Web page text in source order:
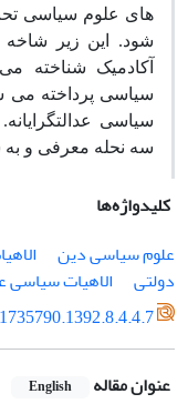
های علوم سیاسی
شود. این زیر شاخه
آکادمیک شناخته
سیاسی پرداخته می
سیاسی
سه نحله معرفی و به
کلیدواژه‌ها
علوم سیاسی دین
دولتی
الاهیات سیاسی
عنوان مقاله English